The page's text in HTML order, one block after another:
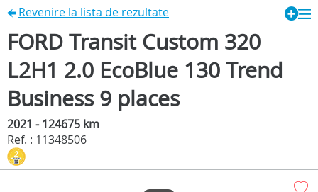
Revenire la lista de rezultate
FORD Transit Custom 320
L2H1 2.0 EcoBlue 130 Trend
Business 9 places
2021 - 124675 km
Ref. : 11348506